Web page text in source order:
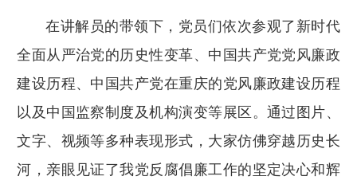
在讲解员的带领下，党员们依次参观了新时代
全面从严治党的历史性变革、中国共产党党风廉政
建设历程、中国共产党在重庆的党风廉政建设历程
以及中国监察制度及机构演变等展区。通过图片、
文字、视频等多种表现形式，大家仿佛穿越历史长
河，亲眼见证了我党反腐倡廉工作的坚定决心和辉